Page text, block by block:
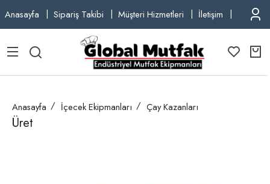
Anasayfa Sipariş Takibi Müşteri Hizmetleri İletişim TEL:
Anasayfa İçecek Ekipmanları Çay Kazanları
Üret